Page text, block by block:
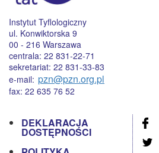
Instytut Tyflologiczny
ul. Konwiktorska 9
00 - 216 Warszawa
centrala: 22 831-22-71
sekretariat: 22 831-33-83
e-mail: pzn@pzn.org.pl
fax: 22 635 76 52
DEKLARACJA
DOSTĘPNOŚCI